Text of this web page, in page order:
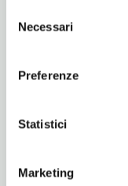
delNecessari
Preferenze
Statistici
Marketing
INDIRIZZO
Leiden NL
www.rmo.nl